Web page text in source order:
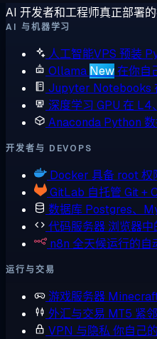
AI 开发者和工程师真正部署的
AI 与机器学习
人工智能VPS 预装
Ollama New在你自
Jupyter Notebooks
深度学习 GPU 在 L4
Anaconda Python
开发者与 DEVOPS
Docker 具备 root 权
GitLab 自托管 Git +
数据库 Postgres、
代码服务器 浏览器中
n8n 全天候运行的自
运行与交易
游戏服务器
外汇与交易 MT5 紧
VPN 与隐私 你自己